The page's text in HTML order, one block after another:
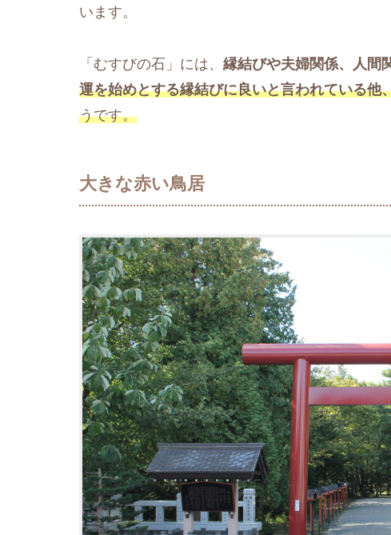
います。
「むすびの石」には、 縁結びや夫婦関係、人間
運を始めとする縁結びに良いと言われている他
うです。
大きな赤い鳥居